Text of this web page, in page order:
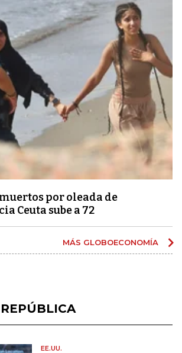
por oleada de
Ceuta sube a 72
MÁS GLOBOECONOMÍA
EE.UU.